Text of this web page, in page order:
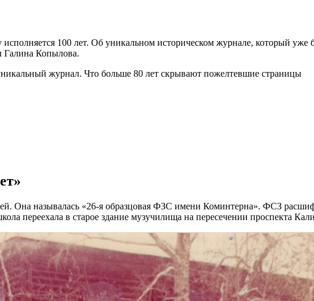
100 лет. Об уникальном историческом журнале, который
Галина Копылова.
Она называлась «26-я образцовая ФЗС имени Коминтерна». ФСЗ
переехала в старое здание музучилища на пересечении проспекта